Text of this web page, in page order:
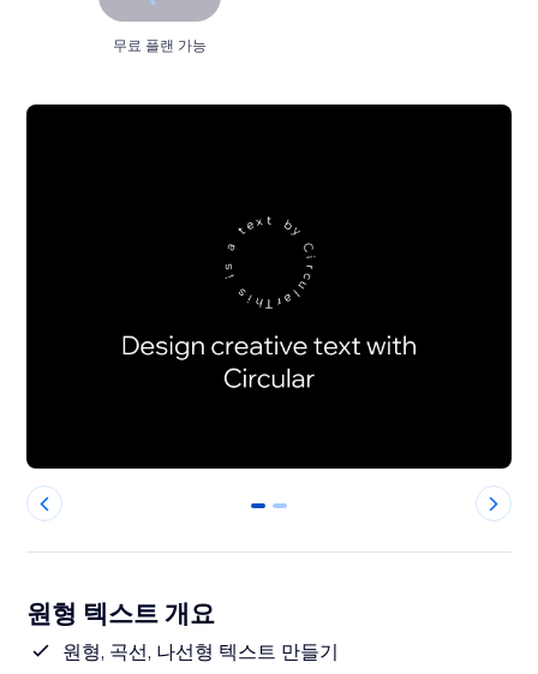
무료 플랜 가능
0 1
원형 텍스트 개요
원형, 곡선, 나선형 텍스트 만들기